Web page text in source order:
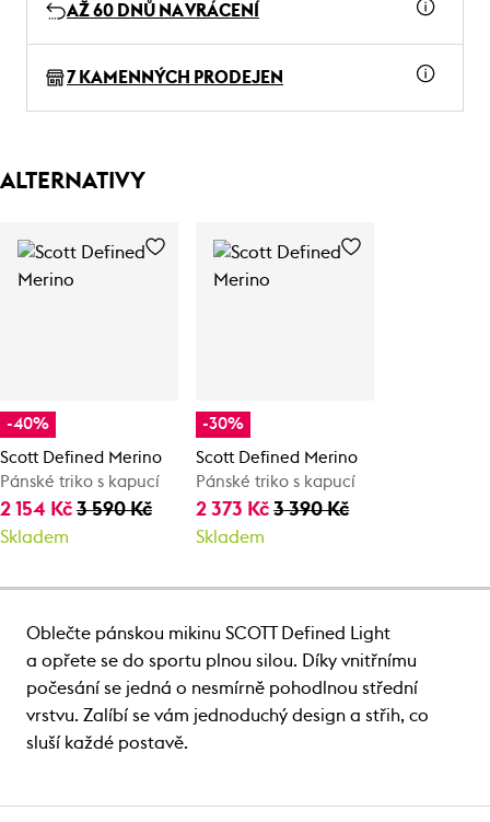
AŽ 60 DNŮ NA VRÁCENÍ
7 KAMENNÝCH PRODEJEN
ALTERNATIVY
-40%
Scott Defined Merino
Pánské triko s kapucí
2 154 Kč 3 590 Kč
Skladem
-30%
Scott Defined Merino
Pánské triko s kapucí
2 373 Kč3 390 Kč
Skladem
Oblečte pánskou mikinu SCOTT Defined Light
a opřete se do sportu plnou silou. Díky vnitřnímu
počesání se jedná o nesmírně pohodlnou střední
vrstvu. Zalíbí se vám jednoduchý design a střih, co
sluší každé postavě.